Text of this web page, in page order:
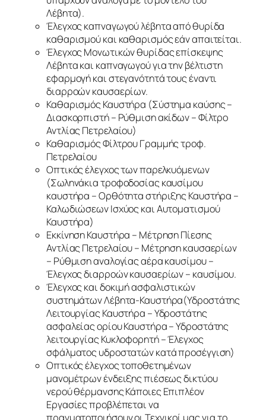
Λέβητα).
Έλεγχος καπναγωγού λέβητα από θυρίδα
καθαρισμού και καθαρισμός εάν απαιτείται.
Έλεγχος Μονωτικών θυρίδας επίσκεψης
Λέβητα και καπναγωγού για την βέλτιστη
εφαρμογή και στεγανότητά τους έναντι
διαρροών καυσαερίων.
Καθαρισμός Καυστήρα (Σύστημα καύσης –
Διασκορπιστή – Ρύθμιση ακίδων – Φίλτρο
Αντλίας Πετρελαίου)
Καθαρισμός Φίλτρου Γραμμής τροφ.
Πετρελαίου
Οπτικός έλεγχος των παρελκυόμενων
(Σωληνάκια τροφοδοσίας καυσίμου
καυστήρα – Ορθότητα στήριξης Καυστήρα –
Καλωδιώσεων Ισχύος και Αυτοματισμού
Καυστήρα)
Εκκίνηση Καυστήρα – Μέτρηση Πίεσης
Αντλίας Πετρελαίου – Μέτρηση καυσαερίων
– Ρύθμιση αναλογίας αέρα καυσίμου –
Έλεγχος διαρροών καυσαερίων – καυσίμου.
Έλεγχος και δοκιμή ασφαλιστικών
συστημάτων Λέβητα-Καυστήρα(Υδροστάτης
Λειτουργίας Καυστήρα – Υδροστάτης
ασφαλείας ορίου Καυστήρα – Υδροστάτης
λειτουργίας Κυκλοφορητή – Έλεγχος
σφάλματος υδροστατών κατά προσέγγιση)
Οπτικός έλεγχος τοποθετημένων
μανομέτρων ένδειξης πιέσεως δικτύου
νερού θέρμανσης Κάποιες Επιπλέον
Εργασίες προβλέπεται να